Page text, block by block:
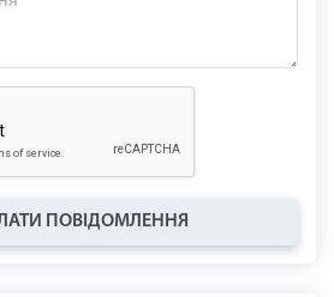
ПОВІДОМЛЕННЯ